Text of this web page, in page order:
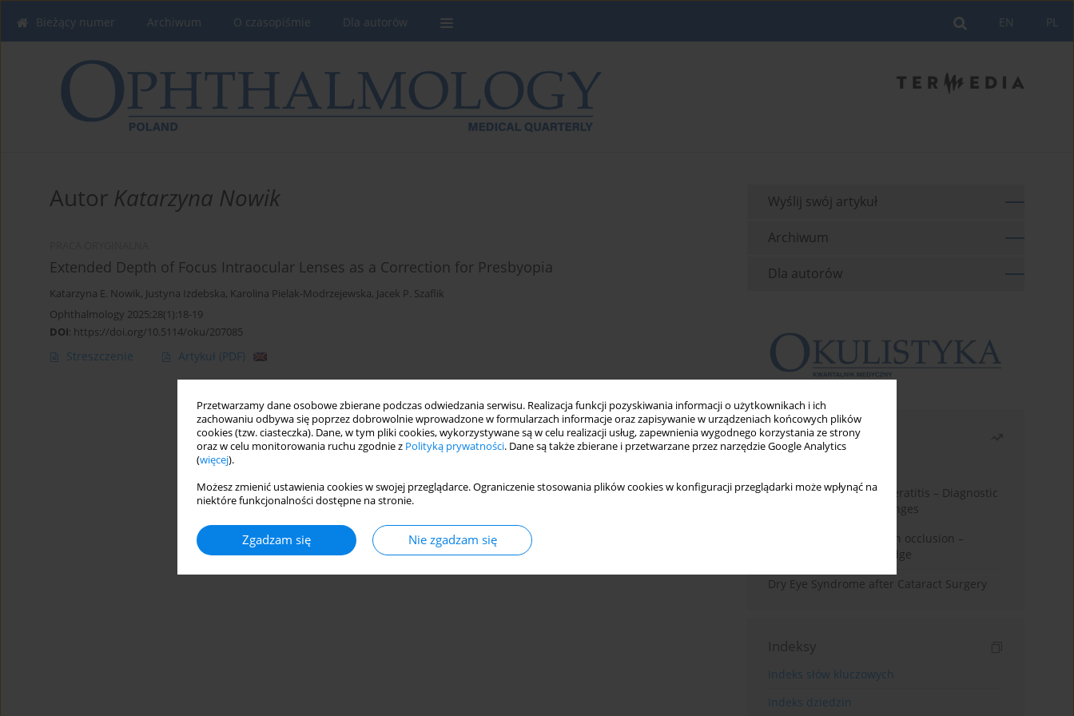
Przetwarzamy dane osobowe zbierane podczas odwiedzania serwisu. Realizacja funkcji pozyskiwania informacji o użytkownikach i ich
zachowaniu odbywa się poprzez dobrowolnie wprowadzone w formularzach informacje oraz zapisywanie w urządzeniach końcowych plików
cookies (tzw. ciasteczka). Dane, w tym pliki cookies, wykorzystywane są w celu realizacji usług, zapewnienia wygodnego korzystania ze strony
oraz w celu monitorowania ruchu zgodnie z Polityką prywatności. Dane są także zbierane i przetwarzane przez narzędzie Google Analytics
(więcej).
Możesz zmienić ustawienia cookies w swojej przeglądarce. Ograniczenie stosowania plików cookies w konfiguracji przeglądarki może wpłynąć na
niektóre funkcjonalności dostępne na stronie.
Zgadzam się Nie zgadzam się
PL
EN
Bieżący numer Archiwum O czasopiśmie Dla autorów
Autor Katarzyna Nowik
Extended Depth of Focus Intraocular Lenses as a Correction for Presbyopia
Katarzyna E. Nowik, Justyna Izdebska, Karolina Pielak-Modrzejewska, Jacek P. Szaflik
Ophthalmology 2025;28(1):18-19
DOI: https://doi.org/10.5114/oku/207085
Streszczenie Artykuł (PDF)
Wyślij swój artykuł
Archiwum
Dla autorów
Najczęściej czytane
Herpes Simplex Virus Keratitis – Diagnostic
and Therapeutic Challenges
Treatment of retinal vein occlusion –
current state of knowledge
Dry Eye Syndrome after Cataract Surgery
Indeksy
Indeks słów kluczowych
Indeks dziedzin